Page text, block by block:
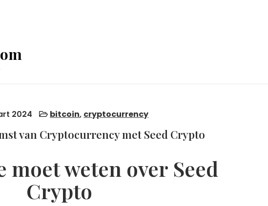
2024 bitcoin, cryptocurrency
van Cryptocurrency met Seed Crypto
moet weten over Seed
Crypto